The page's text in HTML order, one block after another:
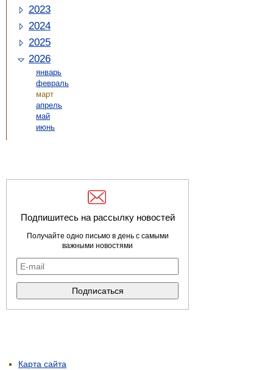
2023
2024
2025
2026
январь
февраль
март
апрель
май
июнь
Подпишитесь на рассылку новостей
Получайте одно письмо в день с самыми
важными новостями
Карта сайта